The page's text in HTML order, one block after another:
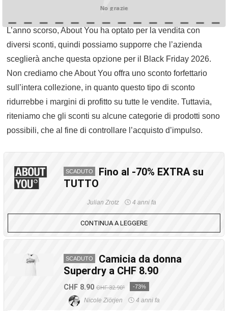
L’anno scorso, About You ha optato per la vendita con
diversi sconti, quindi possiamo supporre che l’azienda
sceglierà anche questa opzione per il Black Friday 2026.
Non crediamo che About You offra uno sconto forfettario
sull’intera collezione, in quanto questo tipo di sconto
ridurrebbe i margini di profitto su tutte le vendite. Tuttavia,
riteniamo che gli sconti su alcune categorie di prodotti sono
possibili, che al fine di controllare l’acquisto d’impulso.
SCADUTO
Fino al -70% EXTRA su
TUTTO
Julian Zrotz 4 anni fa
CONTINUA A LEGGERE
SCADUTO
Camicia da donna
Superdry a CHF 8.90
CHF 8.90 CHF 32.90¹ -73%
Nicole Ziörjen 4 anni fa
No grazie